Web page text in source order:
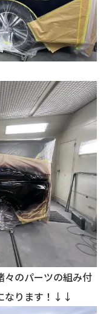
々のパーツの組み付
なります！↓↓